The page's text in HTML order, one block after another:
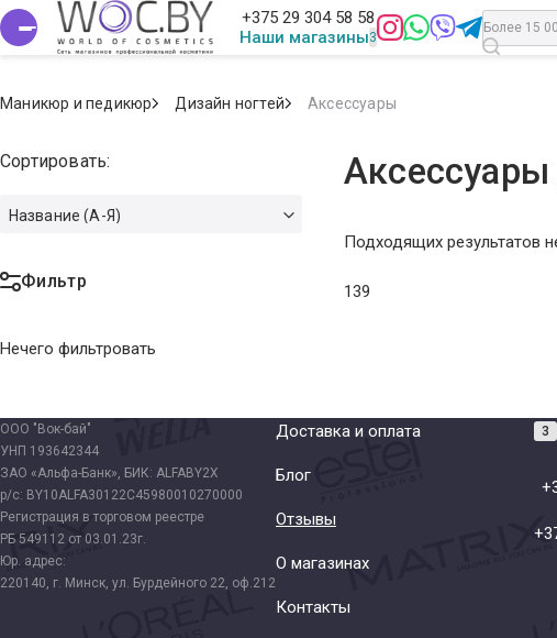
+375 29 304 58 58
Наши магазины
Маникюр и педикюр Дизайн ногтей Аксессуары
Сортировать:
Название (А-Я)
Фильтр
Нечего фильтровать
Аксессуары
Подходящих результатов
139
ООО "Вок-бай"
УНП 193642344
ЗАО «Альфа-Банк», БИК: ALFABY2X
р/с: BY10ALFA30122C45980010270000
Регистрация в торговом реестре
РБ 549112 от 03.01.23г.
Юр. адрес:
220140, г. Минск, ул. Бурдейного 22, оф.212
Доставка и оплата
Блог
Отзывы
О магазинах
Контакты